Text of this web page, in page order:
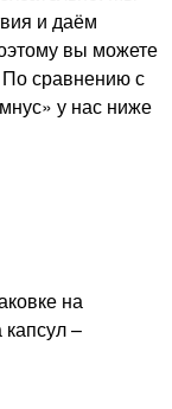
и даём
вы можете
По сравнению с
у нас ниже
на
–